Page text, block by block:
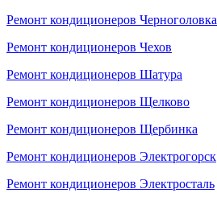
Ремонт кондиционеров Черноголовка
Ремонт кондиционеров Чехов
Ремонт кондиционеров Шатура
Ремонт кондиционеров Щелково
Ремонт кондиционеров Щербинка
Ремонт кондиционеров Электрогорск
Ремонт кондиционеров Электросталь